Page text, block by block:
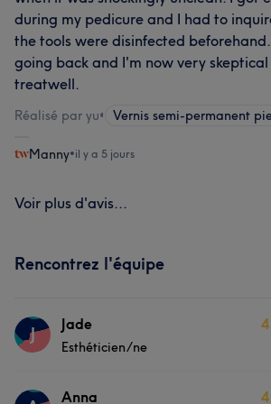
during my pedicure and I had to
the tools were disinfected
going back and I'm now very
treatwell.
Réalisé par yu• Vernis semi-permanent
Manny•il y a 5 jours
Voir plus d'avis...
Rencontrez l'équipe
J Jade
Esthéticien/ne
Prestations
Anna